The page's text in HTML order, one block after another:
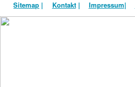
Sitemap | Kontakt| Impressum|